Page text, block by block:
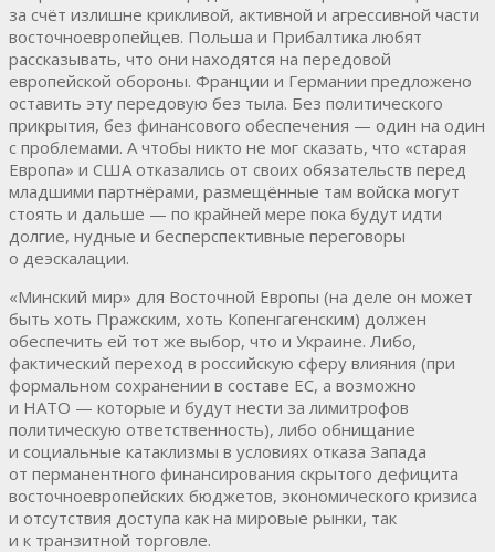
за счёт излишне крикливой, активной и агрессивной части
восточноевропейцев. Польша и Прибалтика любят
рассказывать, что они находятся на передовой
европейской обороны. Франции и Германии предложено
оставить эту передовую без тыла. Без политического
прикрытия, без финансового обеспечения — один на один
с проблемами. А чтобы никто не мог сказать, что «старая
Европа» и США отказались от своих обязательств перед
младшими партнёрами, размещённые там войска могут
стоять и дальше — по крайней мере пока будут идти
долгие, нудные и бесперспективные переговоры
о деэскалации.
«Минский мир» для Восточной Европы (на деле он может
быть хоть Пражским, хоть Копенгагенским) должен
обеспечить ей тот же выбор, что и Украине. Либо,
фактический переход в российскую сферу влияния (при
формальном сохранении в составе ЕС, а возможно
и НАТО — которые и будут нести за лимитрофов
политическую ответственность), либо обнищание
и социальные катаклизмы в условиях отказа Запада
от перманентного финансирования скрытого дефицита
восточноевропейских бюджетов, экономического кризиса
и отсутствия доступа как на мировые рынки, так
и к транзитной торговле.